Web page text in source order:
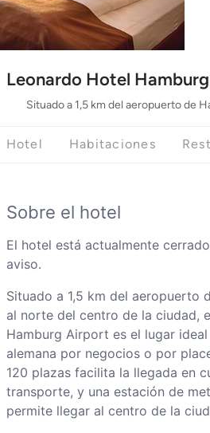
Leonardo Hotel
Situado a 1,5 km del aeropuerto de
Hotel Habitaciones
Sobre el hotel
El hotel está actualmente
aviso.
Situado a 1,5 km del aeropuerto
al norte del centro de la ciudad,
Hamburg Airport es el lugar
alemana por negocios o por
120 plazas facilita la llegada en
transporte, y una estación de
permite llegar al centro de la